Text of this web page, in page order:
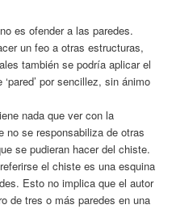
es ofender a las paredes.
un feo a otras estructuras,
también se podría aplicar el
por sencillez, sin ánimo
nada que ver con la
no se responsabiliza de otras
se pudieran hacer del chiste.
el chiste es una esquina
Esto no implica que el autor
de tres o más paredes en una